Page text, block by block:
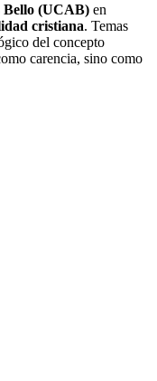
Bello (UCAB) en
cristiana. Temas
del concepto
carencia, sino como